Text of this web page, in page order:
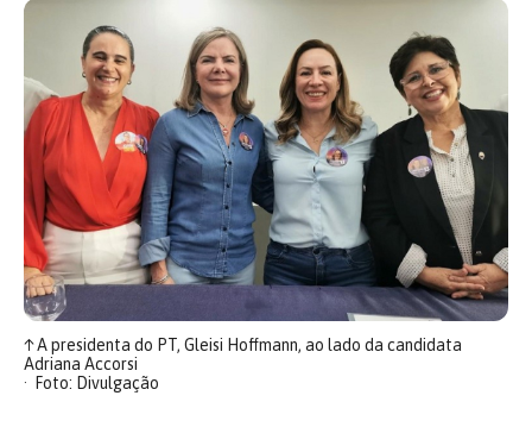
↑A presidenta do PT, Gleisi Hoffmann, ao lado da candidata
Adriana Accorsi
Foto: Divulgação